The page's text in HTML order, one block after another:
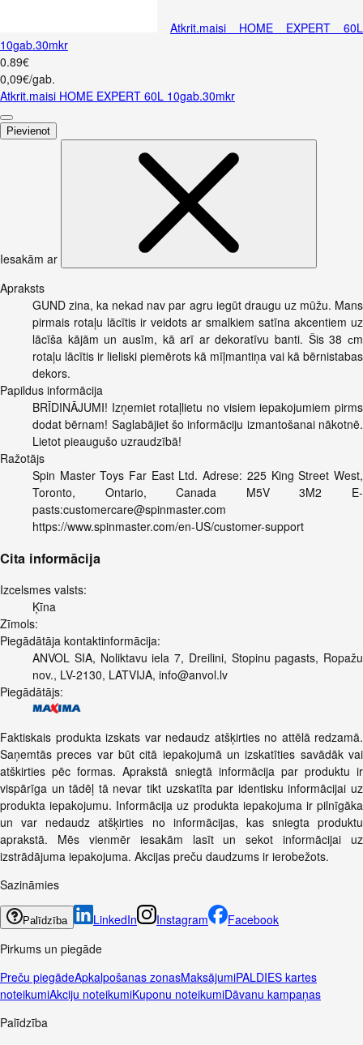
Atkrit.maisi HOME EXPERT 60L
10gab.30mkr
0.89€
0,09€/gab.
Atkrit.maisi HOME EXPERT 60L 10gab.30mkr
Pievienot
Iesakām ar
Apraksts
GUND zina, ka nekad nav par agru iegūt draugu uz mūžu. Mans
pirmais rotaļu lācītis ir veidots ar smalkiem satīna akcentiem uz
lācīša kājām un ausīm, kā arī ar dekoratīvu banti. Šis 38 сm
rotaļu lācītis ir lieliski piemērots kā mīļmantiņa vai kā bērnistabas
dekors.
Papildus informācija
BRĪDINĀJUMI! Izņemiet rotaļlietu no visiem iepakojumiem pirms
dodat bērnam! Saglabājiet šo informāciju izmantošanai nākotnē.
Lietot pieaugušo uzraudzībā!
Ražotājs
Spin Master Toys Far East Ltd. Adrese: 225 King Street West,
Toronto, Ontario, Canada M5V 3M2 E-
pasts:customercare@spinmaster.com
https://www.spinmaster.com/en-US/customer-support
Cita informācija
Izcelsmes valsts:
Ķīna
Zīmols:
Piegādātāja kontaktinformācija:
ANVOL SIA, Noliktavu iela 7, Dreilini, Stopinu pagasts, Ropažu
nov., LV-2130, LATVIJA, info@anvol.lv
Piegādātājs:
Faktiskais produkta izskats var nedaudz atšķirties no attēlā redzamā.
Saņemtās preces var būt citā iepakojumā un izskatīties savādāk vai
atškirties pēc formas. Aprakstā sniegtā informācija par produktu ir
vispārīga un tādēļ tā nevar tikt uzskatīta par identisku informācijai uz
produkta iepakojumu. Informācija uz produkta iepakojuma ir pilnīgāka
un var nedaudz atšķirties no informācijas, kas sniegta produktu
aprakstā. Mēs vienmēr iesakām lasīt un sekot informācijai uz
izstrādājuma iepakojuma. Akcijas preču daudzums ir ierobežots.
Sazināmies
Palīdzība LinkedIn Instagram
Facebook
Pirkums un piegāde
Preču piegādeApkalpošanas zonasMaksājumiPALDIES kartes
noteikumiAkciju noteikumiKuponu noteikumiDāvanu kampaņas
Palīdzība